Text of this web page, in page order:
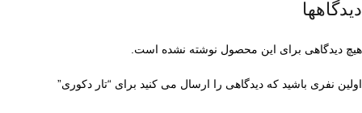
دیدگاهها
هیچ دیدگاهی برای این محصول نوشته نشده است.
اولین نفری باشید که دیدگاهی را ارسال می کنید برای “تار دکوری”